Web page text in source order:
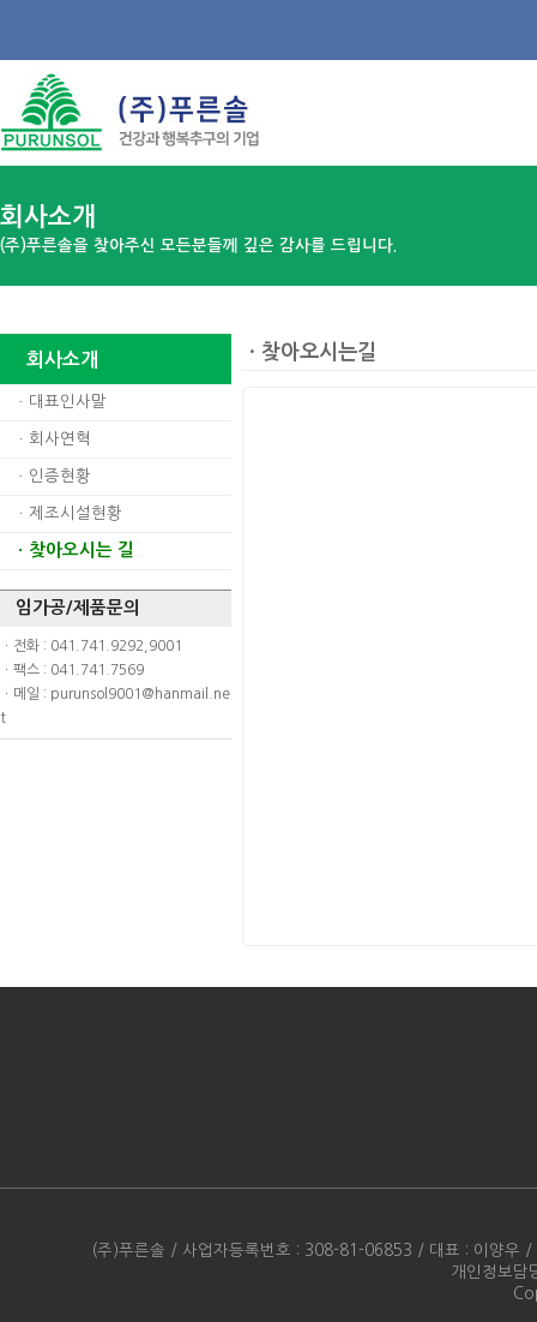
회사소개
(주)푸른솔을 찾아주신 모든분들께 깊은 감사를 드립니다.
회사소개
ㆍ 대표인사말
ㆍ 회사연혁
ㆍ 인증현황
ㆍ 제조시설현황
ㆍ 찾아오시는 길
임가공/제품문의
ㆍ전화 : 041.741.9292,9001
ㆍ팩스 : 041.741.7569
ㆍ메일 : purunsol9001@hanmail.ne
t
ㆍ찾아오시는길
(주)푸른솔 / 사업자등록번호 : 308-81-06853 / 대표 : 이양우
개인정보담